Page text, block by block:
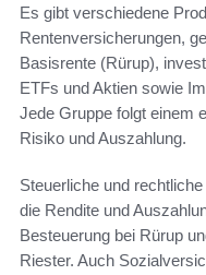
Es gibt verschiedene
Rentenversicherungen,
Basisrente (Rürup),
ETFs und Aktien sowie
Jede Gruppe folgt einem
Risiko und Auszahlung.
Steuerliche und
die Rendite und
Besteuerung bei Rürup
Riester. Auch